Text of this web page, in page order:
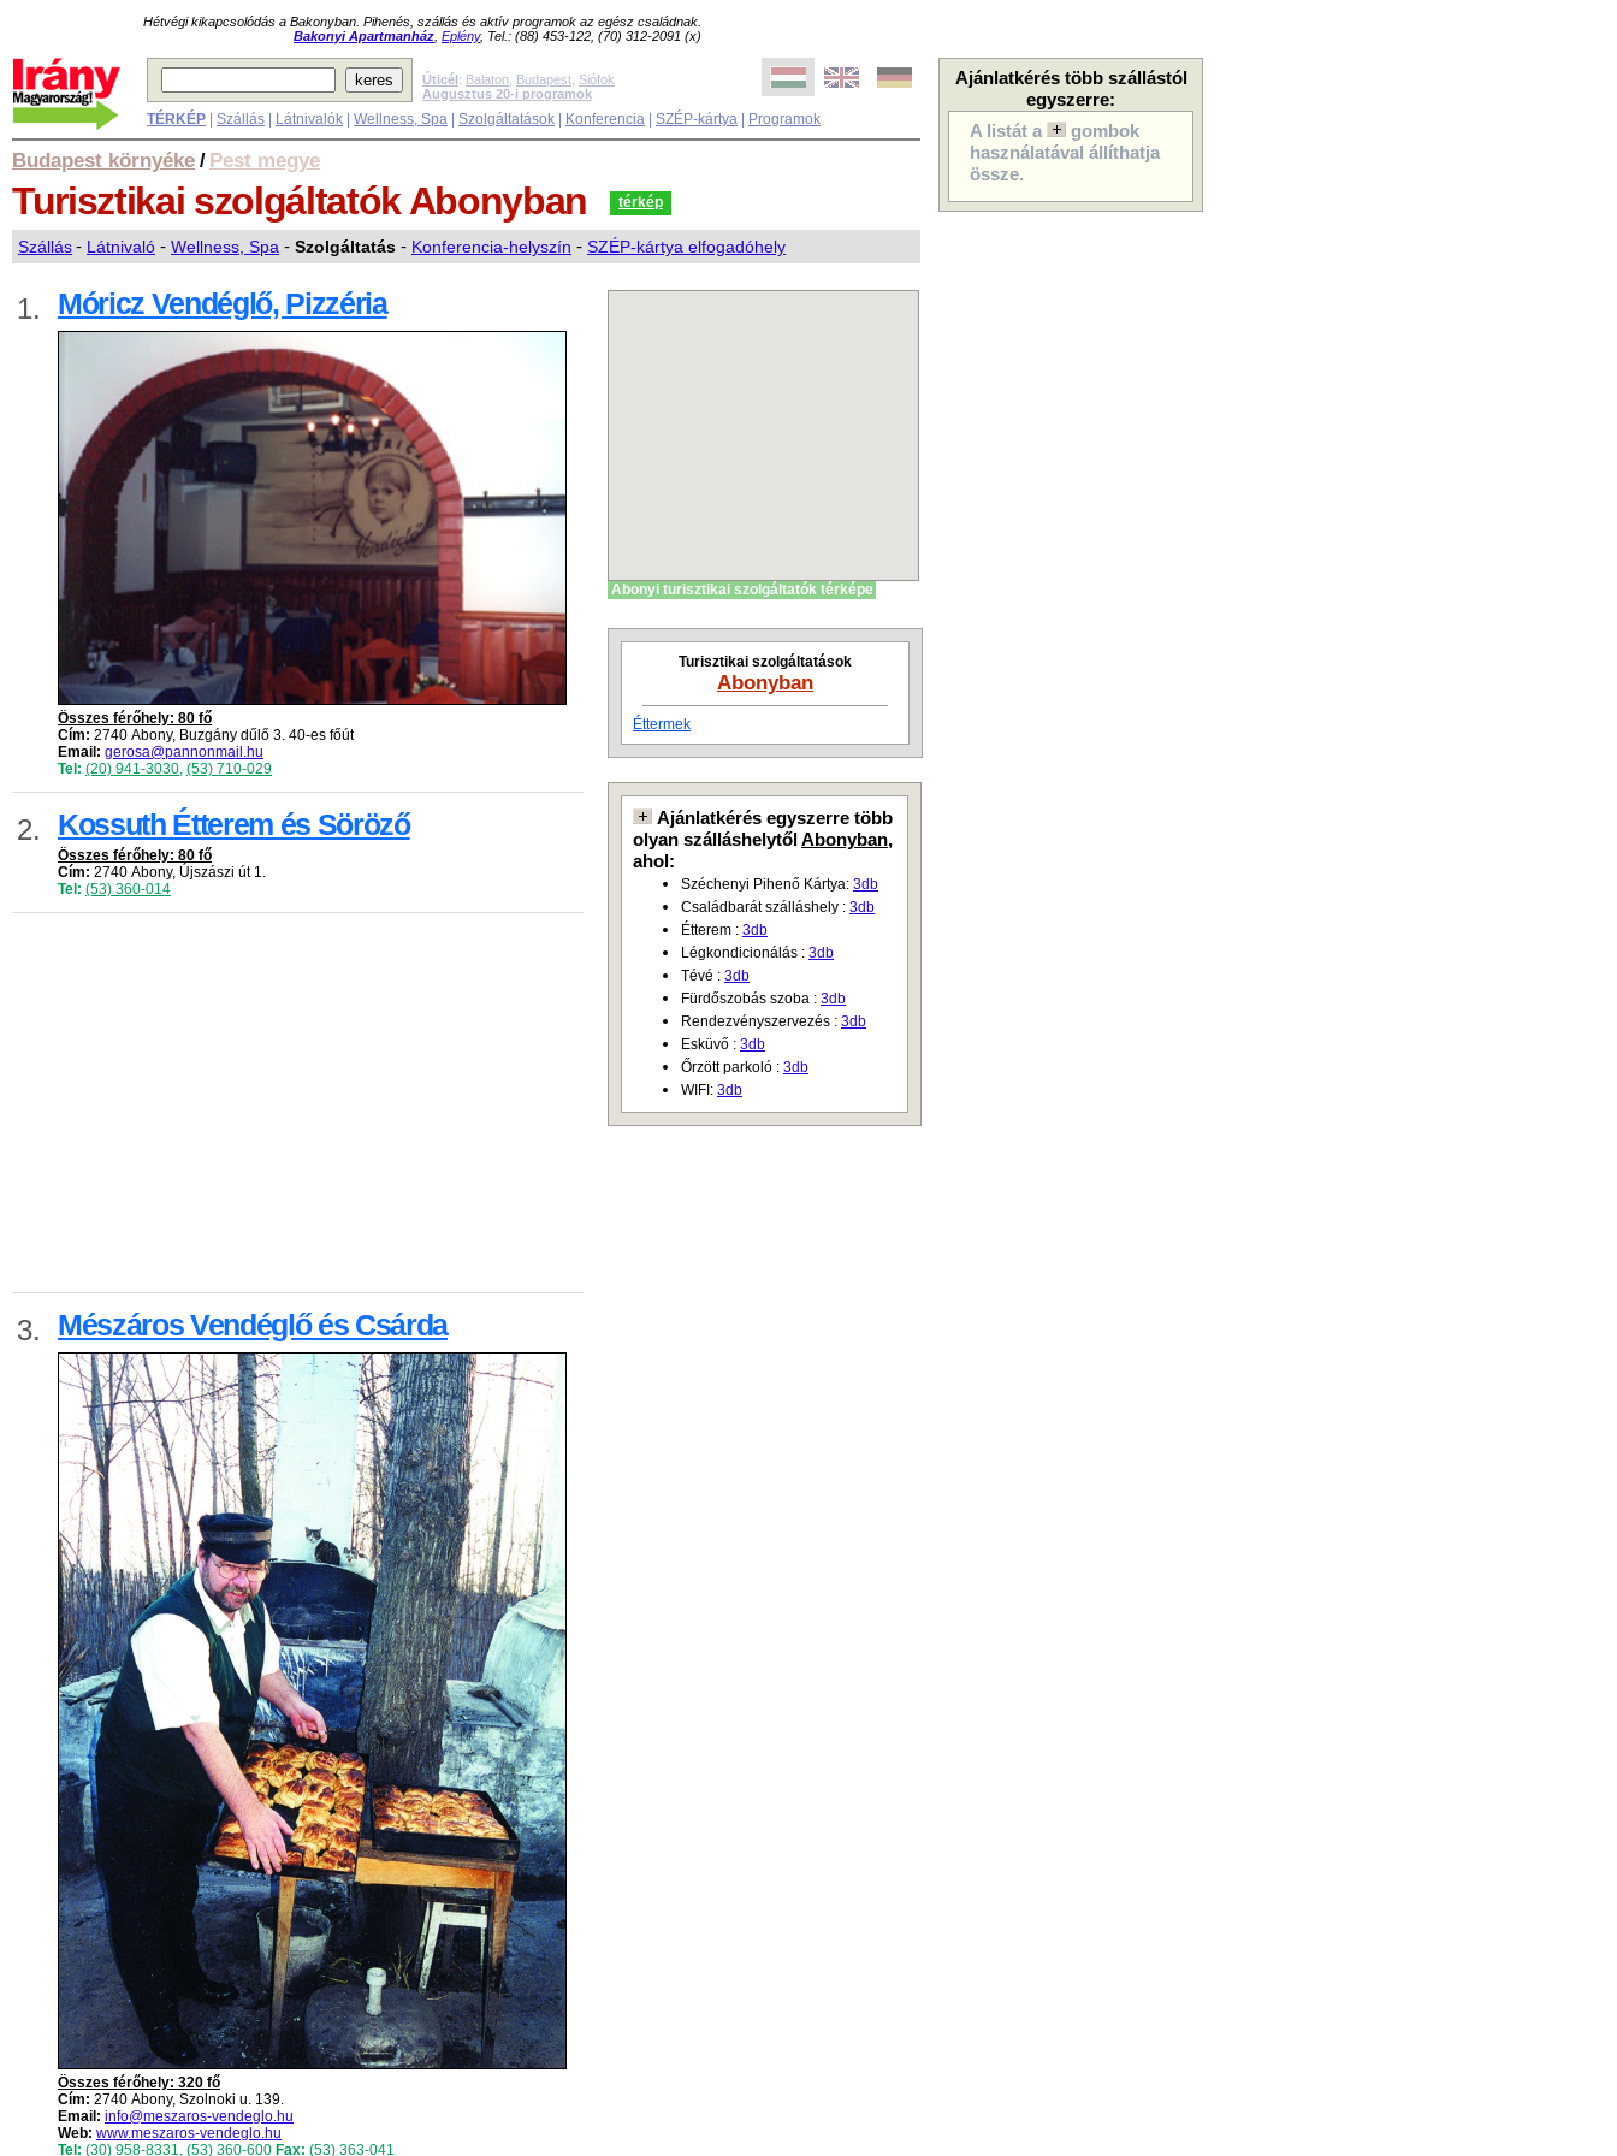
Hétvégi kikapcsolódás a Bakonyban. Pihenés, szállás és aktív programok az egész családnak.
Bakonyi Apartmanház Eplény, Tel.: (88) 453-122, (70) 312-2091 (x)
Ajánlatkérés több szállástól
egyszerre:
A listát a
gombok
használatával állíthatja
össze.
Úticél: Balaton Budapest Siófok
Augusztus 20-i programok
TÉRKÉP Szállás Látnivalók Wellness, Spa Szolgáltatások Konferencia SZÉP-kártya Programok
Budapest környéke / Pest megye
Turisztikai szolgáltatók Abonyban térkép
Szállás- Látnivaló - Wellness, Spa - Szolgáltatás - Konferencia-helyszín - SZÉP-kártya elfogadóhely
1. Móricz Vendéglő, Pizzéria
Összes férőhely: 80 fő
Cím: 2740 Abony, Buzgány dűlő 3. 40-es főút
Email: gerosa@pannonmail.hu
Tel: (20) 941-3030 (53) 710-029
2. Kossuth Étterem és Söröző
Összes férőhely: 80 fő
Cím: 2740 Abony, Újszászi út 1.
Tel: (53) 360-014
3. Mészáros Vendéglő és Csárda
Összes férőhely: 320 fő
Cím: 2740 Abony, Szolnoki u. 139.
Email: info@meszaros-vendeglo.hu
Web: www.meszaros-vendeglo.hu
Tel: (30) 958-8331 (53) 360-600 Fax: (53) 363-041
Abonyi turisztikai szolgáltatók térképe
Turisztikai szolgáltatások
Abonyban
Éttermek
Ajánlatkérés egyszerre több
olyan szálláshelytől Abonyban,
ahol:
Széchenyi Pihenő Kártya: 3db
Családbarát szálláshely : 3db
Étterem : 3db
Légkondicionálás : 3db
Tévé : 3db
Fürdőszobás szoba : 3db
Rendezvényszervezés : 3db
Esküvő : 3db
Őrzött parkoló : 3db
WIFI: 3db